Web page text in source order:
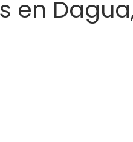
en